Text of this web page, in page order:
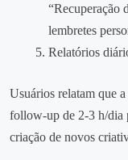
“Recuperação
lembretes
Relatórios
Usuários relatam que
follow‑up de 2‑3 h/dia
criação de novos